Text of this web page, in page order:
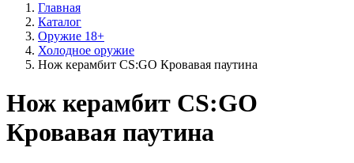
Главная
Каталог
Оружие 18+
Холодное оружие
Нож керамбит CS:GO Кровавая паутина
Нож керамбит CS:GO
Кровавая паутина